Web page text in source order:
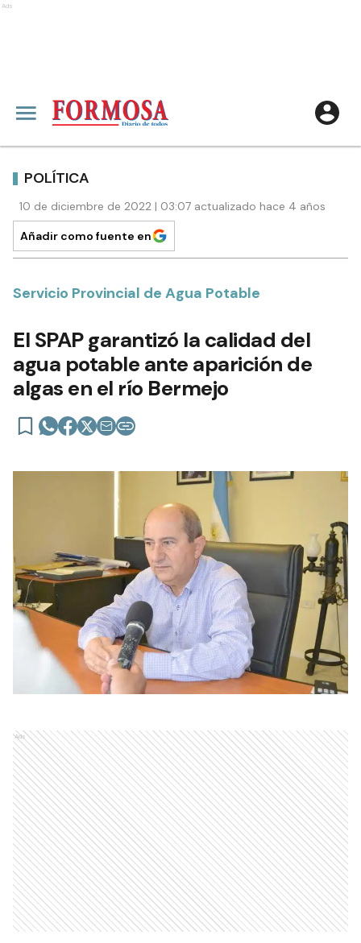
Ads
POLÍTICA
10 de diciembre de 2022 | 03:07 actualizado hace 4 años
Añadir como fuente en
Servicio Provincial de Agua Potable
El SPAP garantizó la calidad del
agua potable ante aparición de
algas en el río Bermejo
Ads